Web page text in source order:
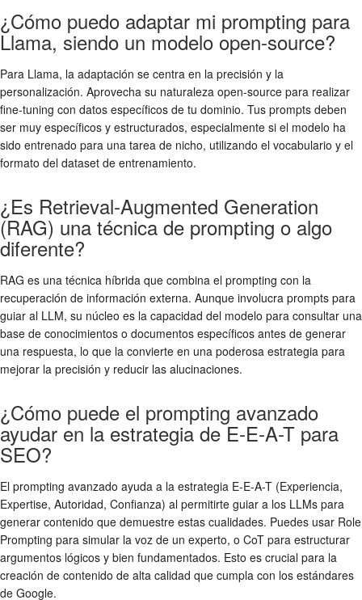
¿Cómo puedo adaptar mi prompting para
Llama, siendo un modelo open-source?
Para Llama, la adaptación se centra en la precisión y la
personalización. Aprovecha su naturaleza open-source para realizar
fine-tuning con datos específicos de tu dominio. Tus prompts deben
ser muy específicos y estructurados, especialmente si el modelo ha
sido entrenado para una tarea de nicho, utilizando el vocabulario y el
formato del dataset de entrenamiento.
¿Es Retrieval-Augmented Generation
(RAG) una técnica de prompting o algo
diferente?
RAG es una técnica híbrida que combina el prompting con la
recuperación de información externa. Aunque involucra prompts para
guiar al LLM, su núcleo es la capacidad del modelo para consultar una
base de conocimientos o documentos específicos antes de generar
una respuesta, lo que la convierte en una poderosa estrategia para
mejorar la precisión y reducir las alucinaciones.
¿Cómo puede el prompting avanzado
ayudar en la estrategia de E-E-A-T para
SEO?
El prompting avanzado ayuda a la estrategia E-E-A-T (Experiencia,
Expertise, Autoridad, Confianza) al permitirte guiar a los LLMs para
generar contenido que demuestre estas cualidades. Puedes usar Role
Prompting para simular la voz de un experto, o CoT para estructurar
argumentos lógicos y bien fundamentados. Esto es crucial para la
creación de contenido de alta calidad que cumpla con los estándares
de Google.